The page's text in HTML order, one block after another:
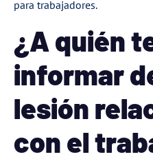
para trabajadores.
¿A quién
informar
lesión
con el